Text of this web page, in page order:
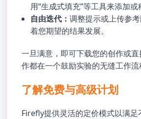
用“生成式填充”等工具来添加或
自由迭代：调整提示或上传参
着您期望的结果发展。
一旦满意，即可下载您的创作或
作都在一个鼓励实验的无缝工作流
了解免费与高级计划
Firefly提供灵活的定价模式以满足